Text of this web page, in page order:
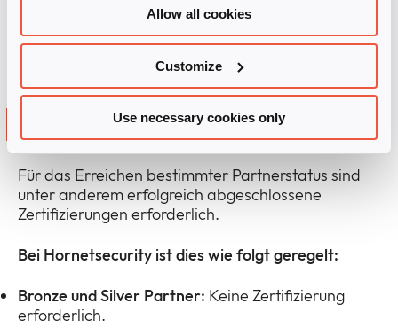
Allow all cookies
Customize
Use necessary cookies only
Partnerstatus
Für das Erreichen bestimmter Partnerstatus sind
unter anderem erfolgreich abgeschlossene
Zertifizierungen erforderlich.
Bei Hornetsecurity ist dies wie folgt geregelt:
Bronze und Silver Partner: Keine Zertifizierung
erforderlich.